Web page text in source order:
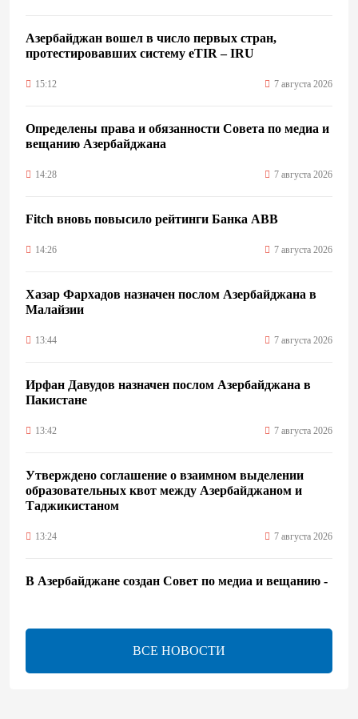
Азербайджан вошел в число первых стран,
протестировавших систему eTIR – IRU
15:12 7 августа 2026
Определены права и обязанности Совета по медиа и
вещанию Азербайджана
14:28 7 августа 2026
Fitch вновь повысило рейтинги Банка ABB
14:26 7 августа 2026
Хазар Фархадов назначен послом Азербайджана в
Малайзии
13:44 7 августа 2026
Ирфан Давудов назначен послом Азербайджана в
Пакистане
13:42 7 августа 2026
Утверждено соглашение о взаимном выделении
образовательных квот между Азербайджаном и
Таджикистаном
13:24 7 августа 2026
В Азербайджане создан Совет по медиа и вещанию -
13:16 7 августа 2026
ЕАЭС расширяет финансовый рынок и вводит
ВСЕ НОВОСТИ